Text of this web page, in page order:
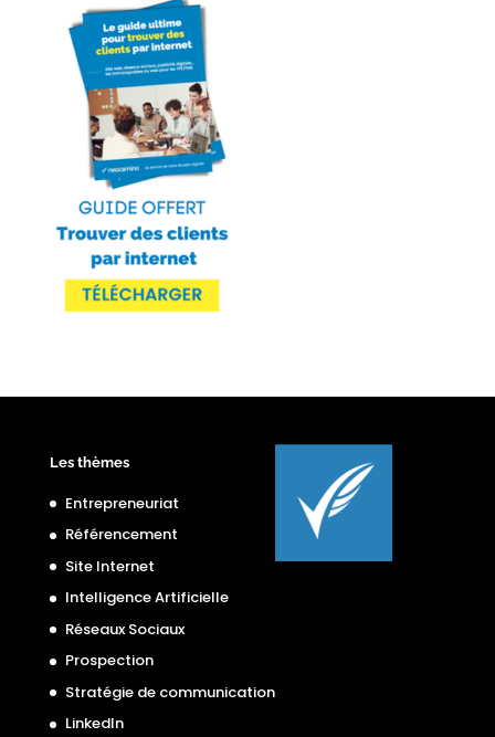
Les thèmes
Entrepreneuriat
Référencement
Site Internet
Intelligence Artificielle
Réseaux Sociaux
Prospection
Stratégie de communication
LinkedIn